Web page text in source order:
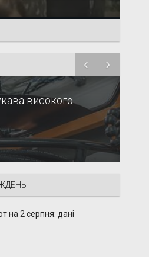
високого
на 2 серпня: дані